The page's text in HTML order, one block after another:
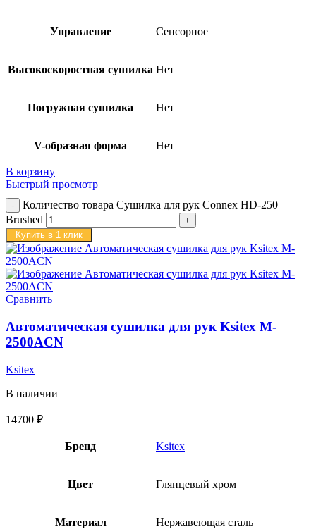
Управление Сенсорное
Высокоскоростная сушилка Нет
Погружная сушилка Нет
V-образная форма Нет
В корзину
Быстрый просмотр
Количество товара Сушилка для рук Connex HD-250
Brushed
Купить в 1 клик
Сравнить
Автоматическая сушилка для рук Ksitex M-
2500ACN
Ksitex
В наличии
14700 ₽
Бренд Ksitex
Цвет Глянцевый хром
Материал Нержавеющая сталь